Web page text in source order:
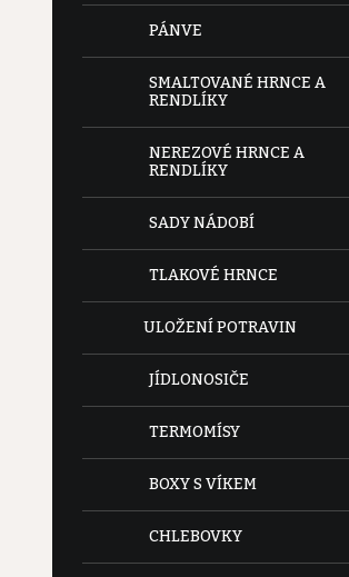
PÁNVE
SMALTOVANÉ HRNCE A
RENDLÍKY
NEREZOVÉ HRNCE A
RENDLÍKY
SADY NÁDOBÍ
TLAKOVÉ HRNCE
ULOŽENÍ POTRAVIN
JÍDLONOSIČE
TERMOMÍSY
BOXY S VÍKEM
CHLEBOVKY